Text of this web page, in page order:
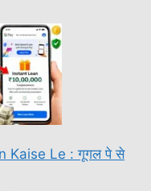
Kaise Le : गूगल पे से